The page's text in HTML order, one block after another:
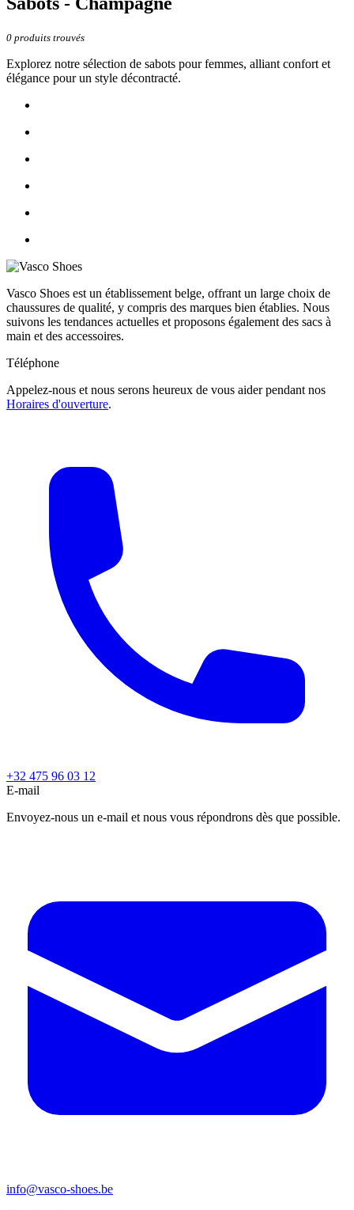
0 produits trouvés
Explorez notre sélection de sabots pour femmes, alliant confort et
élégance pour un style décontracté.
Vasco Shoes est un établissement belge, offrant un large choix de
chaussures de qualité, y compris des marques bien établies. Nous
suivons les tendances actuelles et proposons également des sacs à
main et des accessoires.
Téléphone
Appelez-nous et nous serons heureux de vous aider pendant nos
Horaires d'ouverture.
+32 475 96 03 12
E-mail
Envoyez-nous un e-mail et nous vous répondrons dès que possible.
info@vasco-shoes.be